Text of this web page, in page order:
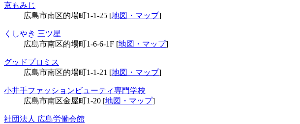
京もみじ
広島市南区的場町1-1-25 [地図・マップ]
くしやき 三ツ星
広島市南区的場町1-6-6-1F [地図・マップ]
グッドプロミス
広島市南区的場町1-1-21 [地図・マップ]
小井手ファッションビューティ専門学校
広島市南区金屋町1-20 [地図・マップ]
社団法人 広島労働会館